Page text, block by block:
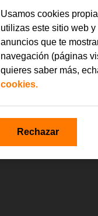
Usamos cookies
utilizas este sitio web
anuncios que te
navegación (páginas
quieres saber más,
cookies.
Rechazar